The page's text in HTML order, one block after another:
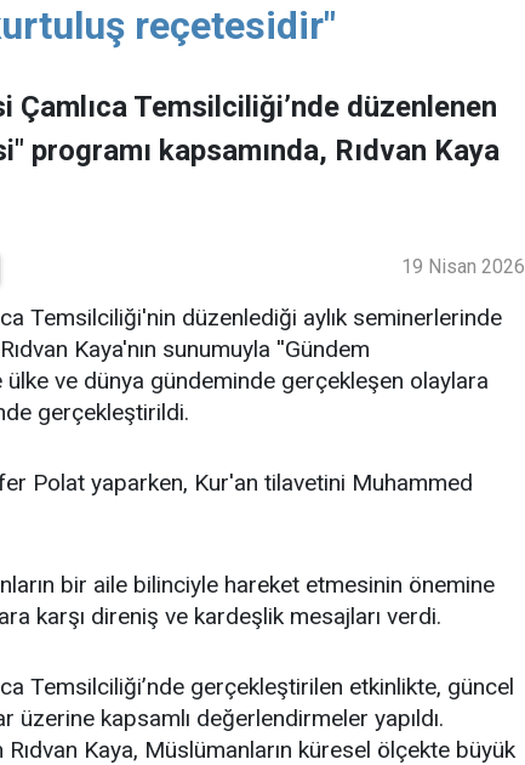
reçetesidir"
Çamlıca Temsilciliği’nde düzenlenen
programı kapsamında, Rıdvan Kaya
19 Nisan 2026
Temsilciliği'nin düzenlediği aylık seminerlerinde
Kaya'nın sunumuyla ''Gündem
ülke ve dünya gündeminde gerçekleşen olaylara
gerçekleştirildi.
Polat yaparken, Kur'an tilavetini Muhammed
bir aile bilinciyle hareket etmesinin önemine
karşı direniş ve kardeşlik mesajları verdi.
Temsilciliği’nde gerçekleştirilen etkinlikte, güncel
kapsamlı değerlendirmeler yapıldı.
Rıdvan Kaya, Müslümanların küresel ölçekte büyük